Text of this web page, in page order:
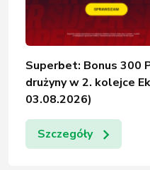
Superbet: Bonus 300
drużyny w 2. kolejce
03.08.2026)
Szczegóły